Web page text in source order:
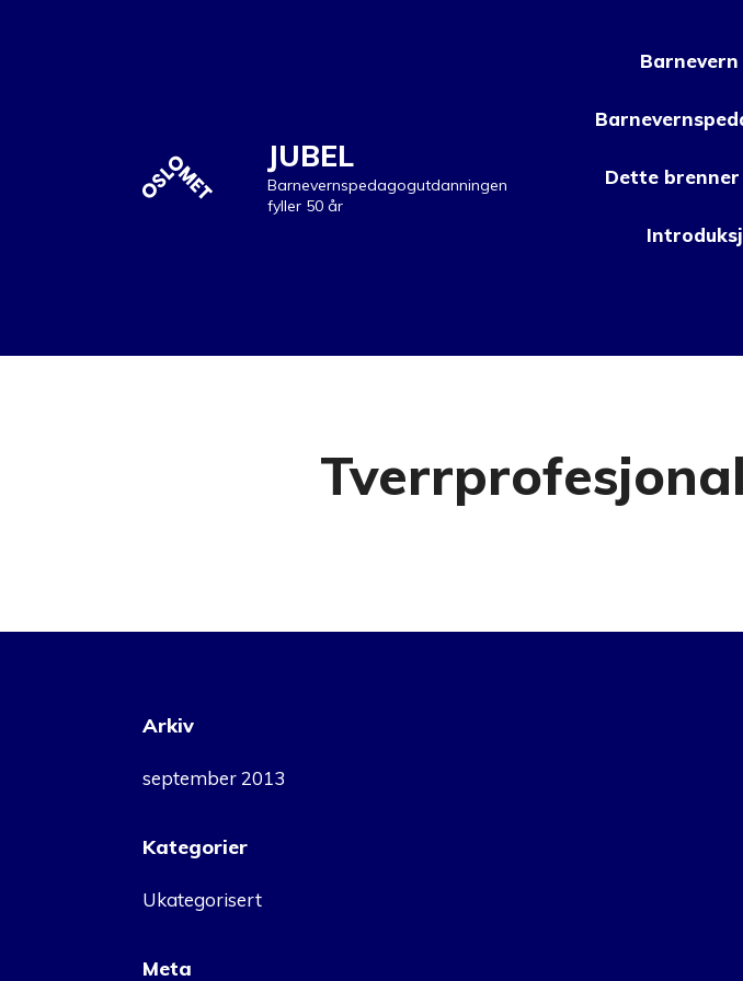
JUBEL
Barnevernspedagogutdanningen
fyller 50 år
Dette
Arkiv
september 2013
Kategorier
Ukategorisert
Meta